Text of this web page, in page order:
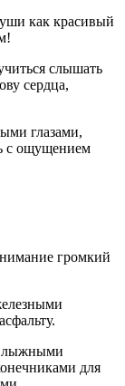
как красивый
слышать
сердца,
глазами,
с ощущением
громкий
лыжными
для